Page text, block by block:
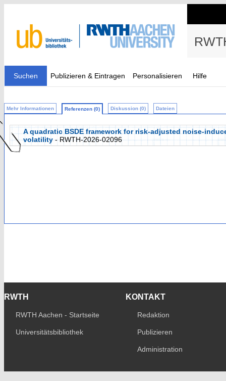
Suchen Publizieren & Eintragen Personalisieren Hilfe
Mehr Informationen Referenzen (0) Diskussion (0) Dateien
A quadratic BSDE framework for risk-adjusted noise-
volatility - RWTH-2026-02096
RWTH
RWTH Aachen - Startseite
Universitätsbibliothek
KONTAKT
Redaktion
Publizieren
Administration